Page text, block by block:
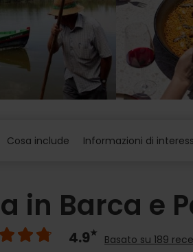
Cosa include Informazioni di
in Barca e
4.9 Basato su 189